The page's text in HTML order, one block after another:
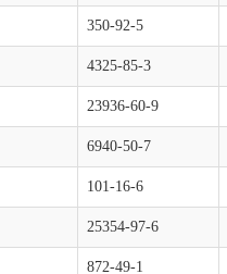
350-92-5
4325-85-3
23936-60-9
6940-50-7
101-16-6
25354-97-6
872-49-1